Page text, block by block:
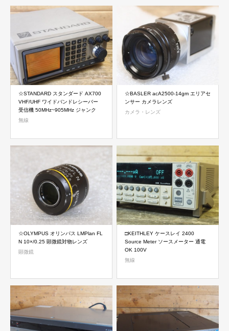
☆STANDARD スタンダード AX700
VHF/UHF ワイドバンドレシーバー
受信機 50MHz~905MHz ジャンク
無線
☆BASLER acA2500-14gm エリアセ
ンサー カメラレンズ
カメラ・レンズ
☆OLYMPUS オリンパス LMPlan FL
N 10×/0.25 顕微鏡対物レンズ
顕微鏡
□KEITHLEY ケースレイ 2400
Source Meter ソースメーター 通電
OK 100V
無線